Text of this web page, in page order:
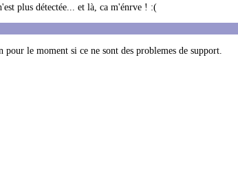
plus détectée... et là, ca m'énrve ! :(
le moment si ce ne sont des problemes de support.